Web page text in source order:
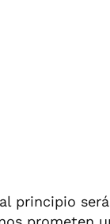
principio